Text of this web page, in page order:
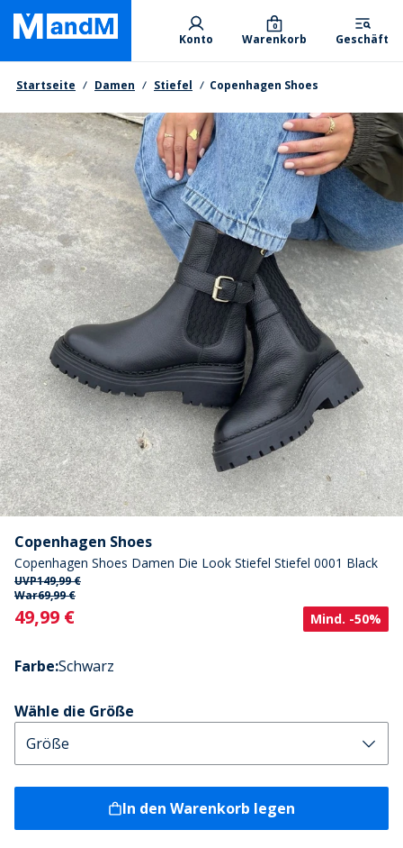
Skip
main
content
Primary departments
Konto Warenkorb
0
Geschäft
Brotkrumen
Startseite Damen Stiefel Copenhagen Shoes
Copenhagen Shoes
Copenhagen Shoes Damen Die Look Stiefel Stiefel 0001 Black
UVP149,99 €
War69,99 €
Current
49,99 € Mind. -50%
Farbe:Schwarz
Wähle die Größe
In den Warenkorb legen